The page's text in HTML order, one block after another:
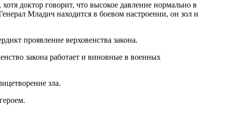
доктор говорит, что высокое давление нормально в
Младич находится в боевом настроении, он зол и
проявление верховенства закона.
закона работает и виновные в военных
зла.